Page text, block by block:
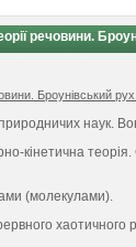
речовини.
Броунівський
наук.
теорія.
(молекулами).
хаотичного